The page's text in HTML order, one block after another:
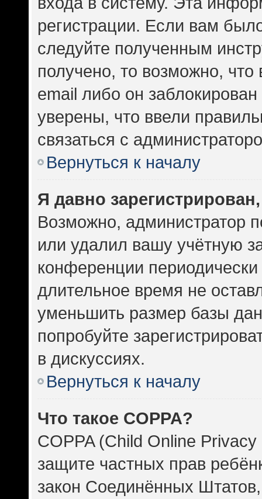
регистрации. Если вам
следуйте полученным
получено, то возможно,
email либо он
уверены, что ввели
связаться с
Вернуться к началу
Я давно
Возможно, администратор
или удалил вашу учётную
конференции
длительное время не
уменьшить размер базы
попробуйте
в дискуссиях.
Вернуться к началу
Что такое COPPA?
COPPA (Child Online
защите частных прав
закон Соединённых